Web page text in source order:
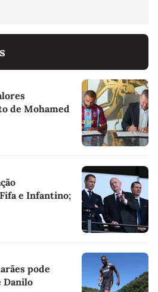
de Mohamed
e Infantino;
pode
Danilo